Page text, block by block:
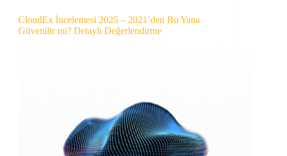
CloudEx İncelemesi 2025 – 2021’den Bu Yana
Güvenilir mi? Detaylı Değerlendirme